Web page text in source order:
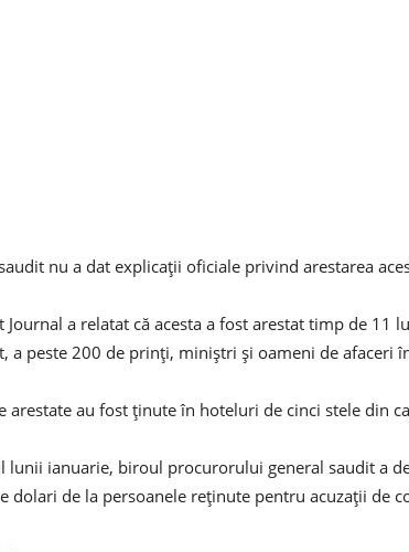
nu a dat explicații oficiale privind arestarea
Journal a relatat că acesta a fost arestat timp de 11
a peste 200 de prinți, miniștri și oameni de afaceri
arestate au fost ținute în hoteluri de cinci stele din
lunii ianuarie, biroul procurorului general saudit a
dolari de la persoanele reținute pentru acuzații de